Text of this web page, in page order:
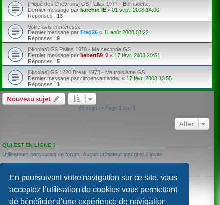
En poursuivant votre navigation sur ce site, vous
acceptez l’utilisation de cookies vous permettant
de bénéficier d’une expérience de navigation
[Piqué des Chevrons] GS Pallas 1977 - Bernadette.
Dernier message par harchin IE « 01 sept. 2008 14:00
Réponses : 13
Votre avis m'intéresse
Dernier message par Fred26 « 11 août 2008 08:22
Réponses : 9
[Nicolas] GS Pallas 1978 - Ma seconde GS
Dernier message par bebert59 ✞ « 17 févr. 2008 20:51
Réponses : 5
[Nicolas] GS 1220 Break 1973 - Ma troisième GS
Dernier message par citroensantander « 17 févr. 2008 13:55
Réponses : 1
Nouveau sujet
46 sujets • Page 1 sur 1
Aller
QUI EST EN LIGNE ?
Utilisateurs parcourant ce forum : Aucun utilisateur inscrit et 1 invité
Vousne pouvez paspublier de nouveaux sujets dans ce forum
Vousne pouvez pasrépondre aux sujets dans ce forum
Vousne pouvez pasmodifier vos messages dans ce forum
Vousne pouvez passupprimer vos messages dans ce forum